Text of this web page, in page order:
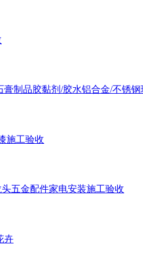
膏制品胶黏剂/胶水铝合金/不锈钢
施工验收
头五金配件家电安装施工验收
卉